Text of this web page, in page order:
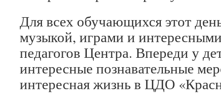
Для всех обучающихся этот
музыкой, играми и
педагогов Центра. Впереди у
интересные познавательные
интересная жизнь в ЦДО